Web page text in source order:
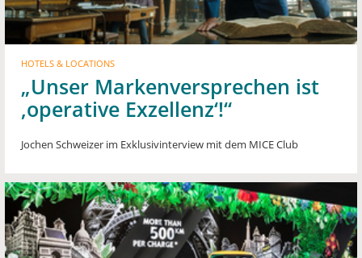
HOTELS & LOCATIONS
„Unser Markenversprechen ist
‚operative Exzellenz‘!“
Jochen Schweizer im Exklusivinterview mit dem MICE Club